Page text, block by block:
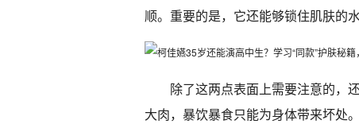
顺。重要的是，它还能够锁住肌肤的
除了这两点表面上需要注意的，
大肉，暴饮暴食只能为身体带来坏处